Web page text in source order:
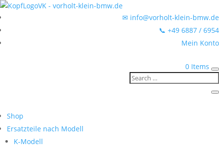
✉ info@vorholt-klein-bmw.de
📞 +49 6887 / 6954
Mein Konto
0 Items
Shop
Ersatzteile nach Modell
K-Modell